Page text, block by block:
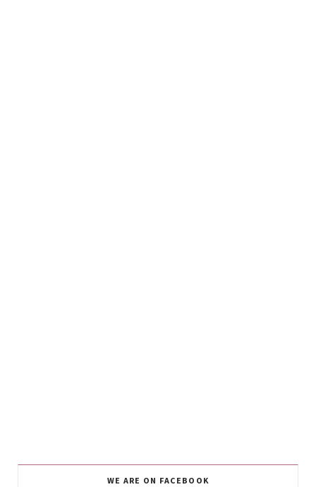
WE ARE ON FACEBOOK